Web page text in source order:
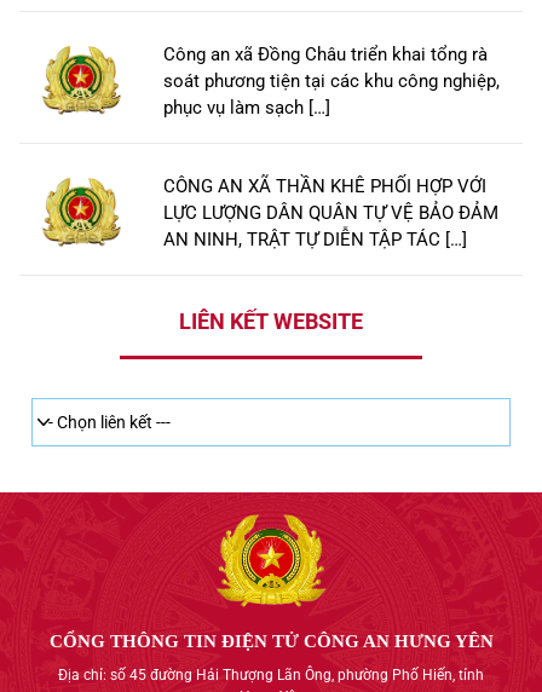
Công an xã Đồng Châu triển khai tổng rà
soát phương tiện tại các khu công nghiệp,
phục vụ làm sạch […]
CÔNG AN XÃ THẦN KHÊ PHỐI HỢP VỚI
LỰC LƯỢNG DÂN QUÂN TỰ VỆ BẢO ĐẢM
AN NINH, TRẬT TỰ DIỄN TẬP TÁC […]
LIÊN KẾT WEBSITE
CỔNG THÔNG TIN ĐIỆN TỬ CÔNG AN HƯNG YÊN
Địa chỉ: số 45 đường Hải Thượng Lãn Ông, phường Phố Hiến, tỉnh